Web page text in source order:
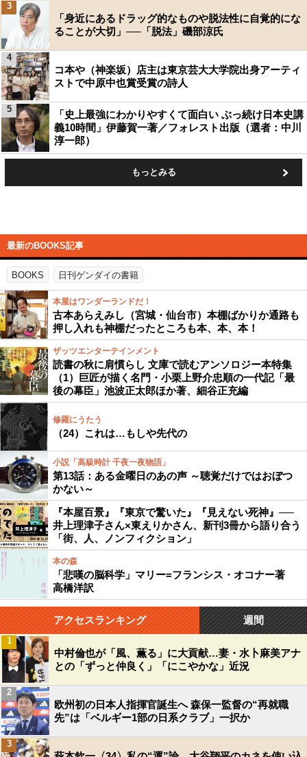
「身近にあるドラッグ的なものや脱法性に自覚的にな
ることが大切」──「脱法」磯部涼氏
3
コ本や（神楽坂）店主は東京芸大大学院出身アーティ
ストで中原中也賞受賞の詩人
4
「史上最強にわかりやすくて面白い ぶっ続け日本史講
義10時間」伊藤賀一著／フォレスト出版（選者：中川
淳一郎）
5
もっとみる
最新のBOOKS記事
BOOKS 日刊ゲンダイの書籍
本屋はワンダーランドだ！
古本あらえみし（宮城・仙台市）本棚ばかりか通路も
押し入れも神棚だったところも本、本、本！
ザッツエンターテインメント
読書の秋に肩慣らし 文庫で読むアンソロジー本特集
（1）巨匠が描く名門・小栗上野介忠順の一代記「最
後の幕臣」池波正太郎ほか著、細谷正充編
修羅にうたう
（24）これは…もしや先代の
小説「高級時計 千夜一夜物語」
第13話：ある金曜日のあの声 ～聴覚だけではおぼつ
かない～
『本屋百景』『東京で驚いた』『見えない死神』──
井上理津子さん×東えりかさん、新刊3冊から語り合う
「街、人、ノンフィクション」
本の森
「悲嘆の脳科学」マリー=フランシス・オコナー著
高橋洋訳
アクセスランキング 週間
中村倫也が「風、薫る」に大貢献…妻・水卜麻美アナ
との「ずっと仲良く」「にこやかな」近況
1
欧州初の日本人指揮官誕生へ 森保一監督の“再就職
先”は「ベルギー1部の日系クラブ」一択か
2
3